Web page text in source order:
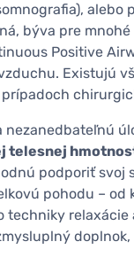
býva pre
Positive
Existujú
nezanedbateľnú
telesnej
podporiť svoj
pohodu –
techniky relaxácie